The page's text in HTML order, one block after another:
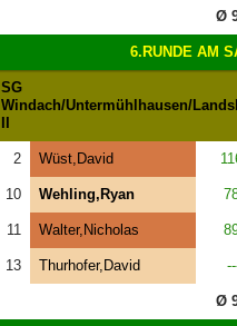
Ø
6.RUNDE AM
SG
Windach/Untermühlhausen/
2 Wüst,David
10 Wehling,Ryan
11 Walter,Nicholas
13 Thurhofer,David
Ø